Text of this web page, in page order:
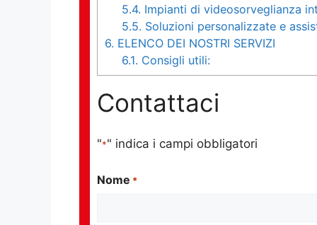
5.4. Impianti di videosorveglianza
5.5. Soluzioni personalizzate e
6. ELENCO DEI NOSTRI SERVIZI
6.1. Consigli utili:
Contattaci
"*" indica i campi obbligatori
Nome *